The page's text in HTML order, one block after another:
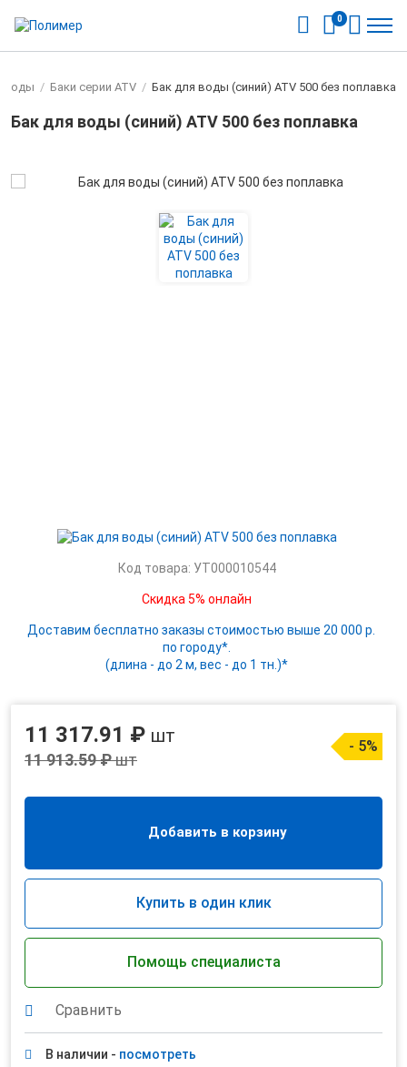
0
воды / Баки серии ATV / Бак для воды (синий) ATV 500 без поплавка
Бак для воды (синий) ATV 500 без поплавка
Код товара: УТ000010544
Скидка 5% онлайн
Доставим бесплатно заказы стоимостью выше 20 000 р.
по городу*.
(длина - до 2 м, вес - до 1 тн.)*
11 317.91 ₽ шт
11 913.59 ₽шт
- 5%
Добавить в корзину
Купить в один клик
Помощь специалиста
Сравнить
В наличии - посмотреть